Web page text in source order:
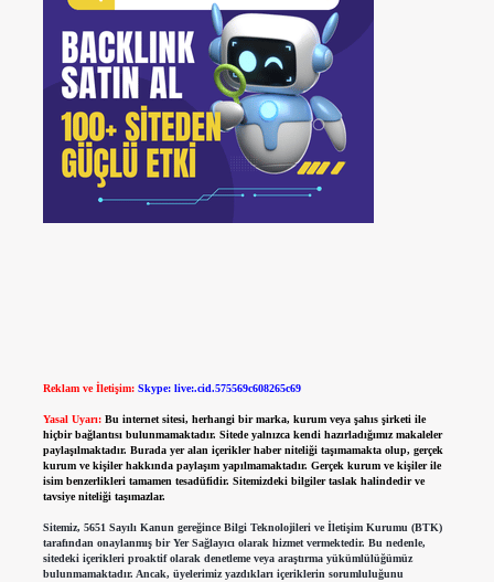
Reklam ve İletişim: Skype: live:.cid.575569c608265c69
Yasal Uyarı: Bu internet sitesi, herhangi bir marka, kurum veya şahıs şirketi ile
hiçbir bağlantısı bulunmamaktadır. Sitede yalnızca kendi hazırladığımız makaleler
paylaşılmaktadır. Burada yer alan içerikler haber niteliği taşımamakta olup, gerçek
kurum ve kişiler hakkında paylaşım yapılmamaktadır. Gerçek kurum ve kişiler ile
isim benzerlikleri tamamen tesadüfidir. Sitemizdeki bilgiler taslak halindedir ve
tavsiye niteliği taşımazlar.
Sitemiz, 5651 Sayılı Kanun gereğince Bilgi Teknolojileri ve İletişim Kurumu (BTK)
tarafından onaylanmış bir Yer Sağlayıcı olarak hizmet vermektedir. Bu nedenle,
sitedeki içerikleri proaktif olarak denetleme veya araştırma yükümlülüğümüz
bulunmamaktadır. Ancak, üyelerimiz yazdıkları içeriklerin sorumluluğunu